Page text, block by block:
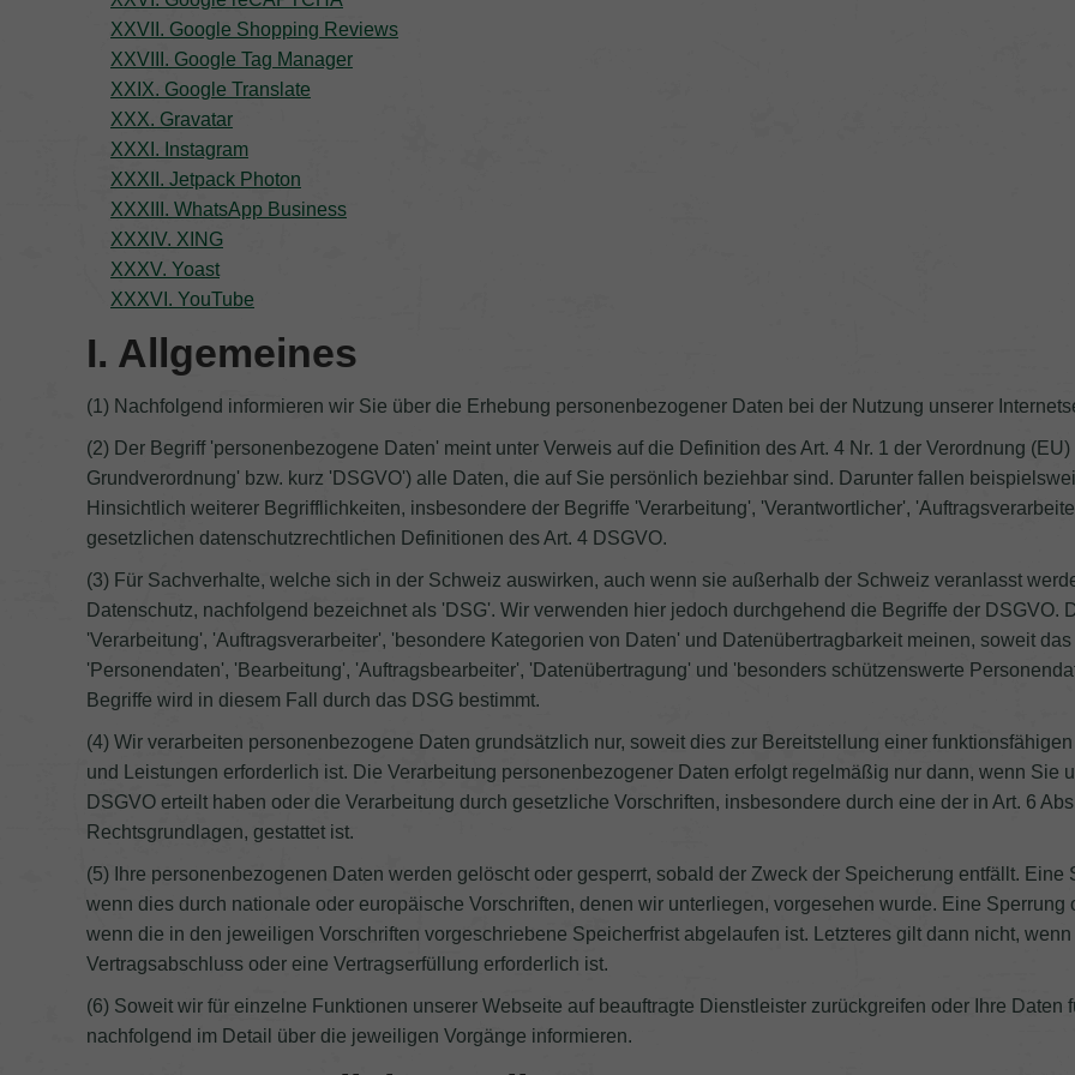
XXVII. Google Shopping Reviews
XXVIII. Google Tag Manager
XXIX. Google Translate
XXX. Gravatar
XXXI. Instagram
XXXII. Jetpack Photon
XXXIII. WhatsApp Business
XXXIV. XING
XXXV. Yoast
XXXVI. YouTube
I. Allgemeines
(1) Nachfolgend informieren wir Sie über die Erhebung personenbezogener Daten bei der Nutzung unserer
(2) Der Begriff 'personenbezogene Daten' meint unter Verweis auf die Definition des Art. 4 Nr. 1 der Verordnung
Grundverordnung' bzw. kurz 'DSGVO') alle Daten, die auf Sie persönlich beziehbar sind. Darunter fallen
Hinsichtlich weiterer Begrifflichkeiten, insbesondere der Begriffe 'Verarbeitung', 'Verantwortlicher',
gesetzlichen datenschutzrechtlichen Definitionen des Art. 4 DSGVO.
(3) Für Sachverhalte, welche sich in der Schweiz auswirken, auch wenn sie außerhalb der Schweiz veranlasst
Datenschutz, nachfolgend bezeichnet als 'DSG'. Wir verwenden hier jedoch durchgehend die Begriffe der DSGVO.
'Verarbeitung', 'Auftragsverarbeiter', 'besondere Kategorien von Daten' und Datenübertragbarkeit meinen, soweit
'Personendaten', 'Bearbeitung', 'Auftragsbearbeiter', 'Datenübertragung' und 'besonders schützenswerte
Begriffe wird in diesem Fall durch das DSG bestimmt.
(4) Wir verarbeiten personenbezogene Daten grundsätzlich nur, soweit dies zur Bereitstellung einer
und Leistungen erforderlich ist. Die Verarbeitung personenbezogener Daten erfolgt regelmäßig nur dann, wenn Sie
DSGVO erteilt haben oder die Verarbeitung durch gesetzliche Vorschriften, insbesondere durch eine der in Art. 6
Rechtsgrundlagen, gestattet ist.
(5) Ihre personenbezogenen Daten werden gelöscht oder gesperrt, sobald der Zweck der Speicherung entfällt.
wenn dies durch nationale oder europäische Vorschriften, denen wir unterliegen, vorgesehen wurde. Eine
wenn die in den jeweiligen Vorschriften vorgeschriebene Speicherfrist abgelaufen ist. Letzteres gilt dann nicht,
Vertragsabschluss oder eine Vertragserfüllung erforderlich ist.
(6) Soweit wir für einzelne Funktionen unserer Webseite auf beauftragte Dienstleister zurückgreifen oder Ihre
nachfolgend im Detail über die jeweiligen Vorgänge informieren.